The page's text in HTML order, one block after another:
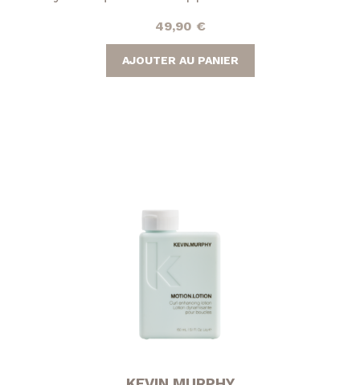
49,90 €
AJOUTER AU PANIER